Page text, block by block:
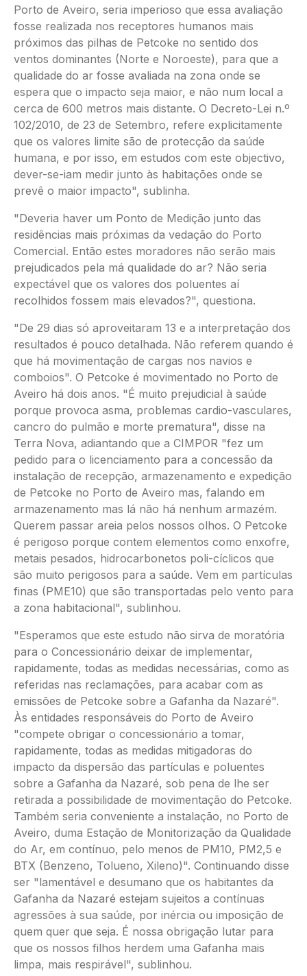
Porto de Aveiro, seria imperioso que essa avaliação
fosse realizada nos receptores humanos mais
próximos das pilhas de Petcoke no sentido dos
ventos dominantes (Norte e Noroeste), para que a
qualidade do ar fosse avaliada na zona onde se
espera que o impacto seja maior, e não num local a
cerca de 600 metros mais distante. O Decreto-Lei n.º
102/2010, de 23 de Setembro, refere explicitamente
que os valores limite são de protecção da saúde
humana, e por isso, em estudos com este objectivo,
dever-se-iam medir junto às habitações onde se
prevê o maior impacto", sublinha.
"Deveria haver um Ponto de Medição junto das
residências mais próximas da vedação do Porto
Comercial. Então estes moradores não serão mais
prejudicados pela má qualidade do ar? Não seria
expectável que os valores dos poluentes aí
recolhidos fossem mais elevados?", questiona.
"De 29 dias só aproveitaram 13 e a interpretação dos
resultados é pouco detalhada. Não referem quando é
que há movimentação de cargas nos navios e
comboios". O Petcoke é movimentado no Porto de
Aveiro há dois anos. "É muito prejudicial à saúde
porque provoca asma, problemas cardio-vasculares,
cancro do pulmão e morte prematura", disse na
Terra Nova, adiantando que a CIMPOR "fez um
pedido para o licenciamento para a concessão da
instalação de recepção, armazenamento e expedição
de Petcoke no Porto de Aveiro mas, falando em
armazenamento mas lá não há nenhum armazém.
Querem passar areia pelos nossos olhos. O Petcoke
é perigoso porque contem elementos como enxofre,
metais pesados, hidrocarbonetos poli-cíclicos que
são muito perigosos para a saúde. Vem em partículas
finas (PME10) que são transportadas pelo vento para
a zona habitacional", sublinhou.
"Esperamos que este estudo não sirva de moratória
para o Concessionário deixar de implementar,
rapidamente, todas as medidas necessárias, como as
referidas nas reclamações, para acabar com as
emissões de Petcoke sobre a Gafanha da Nazaré".
Às entidades responsáveis do Porto de Aveiro
"compete obrigar o concessionário a tomar,
rapidamente, todas as medidas mitigadoras do
impacto da dispersão das partículas e poluentes
sobre a Gafanha da Nazaré, sob pena de lhe ser
retirada a possibilidade de movimentação do Petcoke.
Também seria conveniente a instalação, no Porto de
Aveiro, duma Estação de Monitorização da Qualidade
do Ar, em contínuo, pelo menos de PM10, PM2,5 e
BTX (Benzeno, Tolueno, Xileno)". Continuando disse
ser "lamentável e desumano que os habitantes da
Gafanha da Nazaré estejam sujeitos a contínuas
agressões à sua saúde, por inércia ou imposição de
quem quer que seja. É nossa obrigação lutar para
que os nossos filhos herdem uma Gafanha mais
limpa, mais respirável", sublinhou.